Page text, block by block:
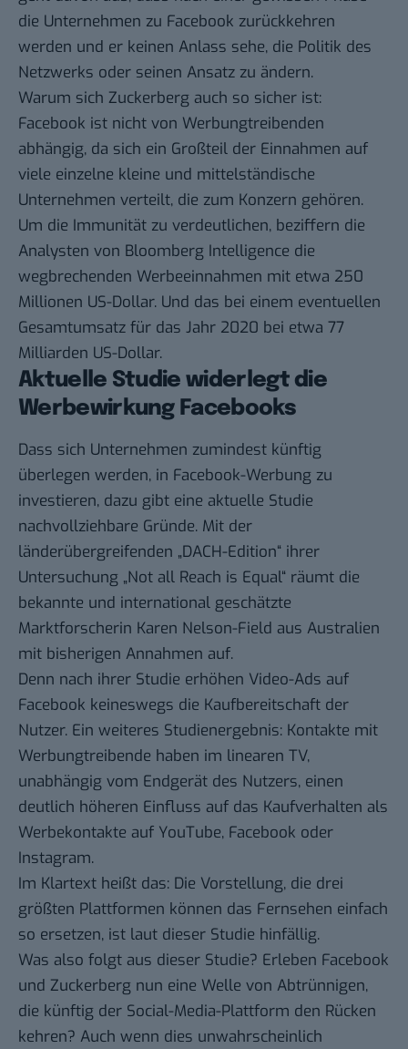
die Unternehmen zu Facebook zurückkehren
werden und er keinen Anlass sehe, die Politik des
Netzwerks oder seinen Ansatz zu ändern.
Warum sich Zuckerberg auch so sicher ist:
Facebook ist nicht von Werbungtreibenden
abhängig, da sich ein Großteil der Einnahmen auf
viele einzelne kleine und mittelständische
Unternehmen verteilt, die zum Konzern gehören.
Um die Immunität zu verdeutlichen, beziffern die
Analysten von Bloomberg Intelligence die
wegbrechenden Werbeeinnahmen mit etwa 250
Millionen US-Dollar. Und das bei einem eventuellen
Gesamtumsatz für das Jahr 2020 bei etwa 77
Milliarden US-Dollar.
Aktuelle Studie widerlegt die
Werbewirkung Facebooks
Dass sich Unternehmen zumindest künftig
überlegen werden, in Facebook-Werbung zu
investieren, dazu gibt eine aktuelle Studie
nachvollziehbare Gründe. Mit der
länderübergreifenden „DACH-Edition“ ihrer
Untersuchung „Not all Reach is Equal“ räumt die
bekannte und international geschätzte
Marktforscherin Karen Nelson-Field aus Australien
mit bisherigen Annahmen auf.
Denn nach ihrer Studie erhöhen Video-Ads auf
Facebook keineswegs die Kaufbereitschaft der
Nutzer. Ein weiteres Studienergebnis: Kontakte mit
Werbungtreibende haben im linearen TV,
unabhängig vom Endgerät des Nutzers, einen
deutlich höheren Einfluss auf das Kaufverhalten als
Werbekontakte auf YouTube, Facebook oder
Instagram.
Im Klartext heißt das: Die Vorstellung, die drei
größten Plattformen können das Fernsehen einfach
so ersetzen, ist laut dieser Studie hinfällig.
Was also folgt aus dieser Studie? Erleben Facebook
und Zuckerberg nun eine Welle von Abtrünnigen,
die künftig der Social-Media-Plattform den Rücken
kehren? Auch wenn dies unwahrscheinlich